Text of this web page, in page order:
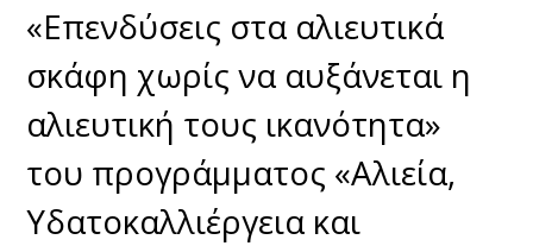
«Επενδύσεις στα αλιευτικά
σκάφη χωρίς να αυξάνεται η
αλιευτική τους ικανότητα»
του προγράμματος «Αλιεία,
Υδατοκαλλιέργεια και